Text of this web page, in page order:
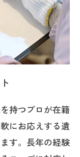
持つプロが在籍
にお応えする遺
す。長年の経験